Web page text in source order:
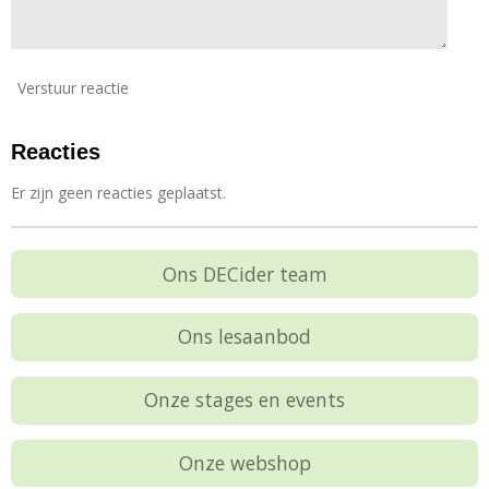
Verstuur reactie
Reacties
Er zijn geen reacties geplaatst.
Ons DECider team
Ons lesaanbod
Onze stages en events
Onze webshop